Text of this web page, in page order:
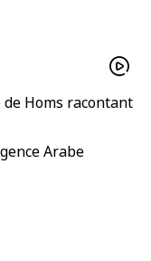
Homs racontant